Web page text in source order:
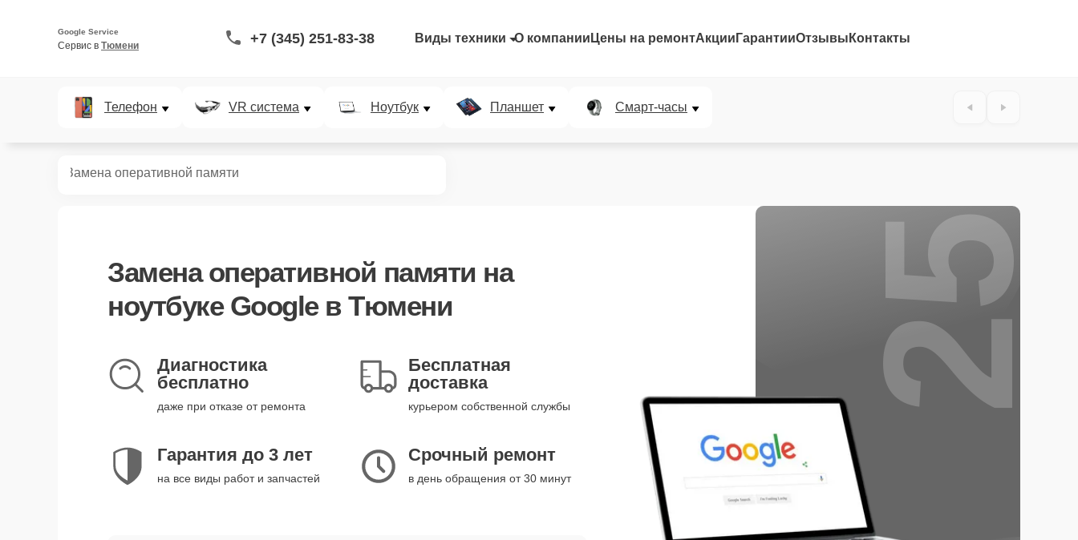
Google Service
Сервис в Тюмени +7 (345) 251-83-38 Виды техники О компании Цены на ремонтАкции ГарантииОтзывы Контакты
Телефон VR система Ноутбук Планшет Смарт-часы
Замена оперативной памяти
Замена оперативной памяти на
ноутбуке Google в Тюмени
Диагностика
бесплатно
даже при отказе от ремонта
Бесплатная
доставка
курьером собственной службы
Гарантия до 3 лет
на все виды работ и запчастей
Срочный ремонт
в день обращения от 30 минут
25%